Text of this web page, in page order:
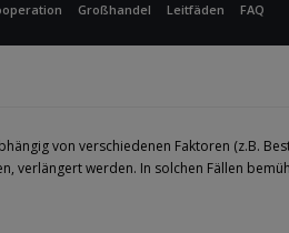
Großhandel Leitfäden FAQ
von verschiedenen Faktoren (z.B.
verlängert werden. In solchen Fällen